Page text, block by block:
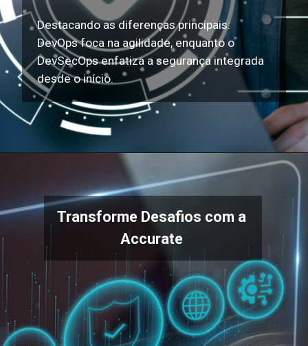
Destacando as diferenças principais:
DevOps foca na agilidade, enquanto o
DevSecOps enfatiza a segurança integrada
desde o início.
Transforme Desafios com a
Accurate